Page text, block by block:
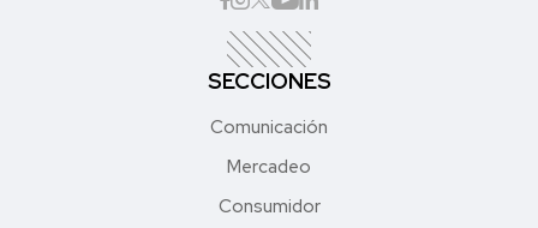
SECCIONES
Comunicación
Mercadeo
Consumidor